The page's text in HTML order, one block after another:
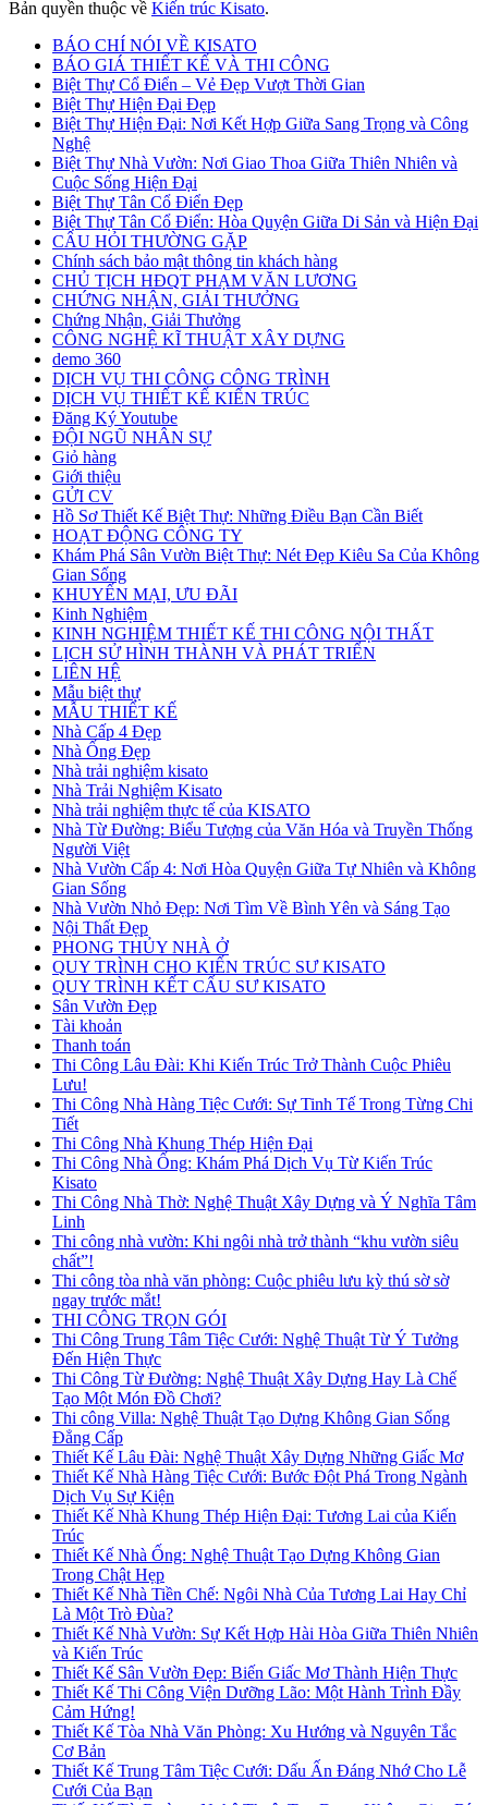
Bản quyền thuộc về Kiến trúc Kisato.
BÁO CHÍ NÓI VỀ KISATO
BÁO GIÁ THIẾT KẾ VÀ THI CÔNG
Biệt Thự Cổ Điển – Vẻ Đẹp Vượt Thời Gian
Biệt Thự Hiện Đại Đẹp
Biệt Thự Hiện Đại: Nơi Kết Hợp Giữa Sang Trọng và Công
Nghệ
Biệt Thự Nhà Vườn: Nơi Giao Thoa Giữa Thiên Nhiên và
Cuộc Sống Hiện Đại
Biệt Thự Tân Cổ Điển Đẹp
Biệt Thự Tân Cổ Điển: Hòa Quyện Giữa Di Sản và Hiện Đại
CÂU HỎI THƯỜNG GẶP
Chính sách bảo mật thông tin khách hàng
CHỦ TỊCH HĐQT PHẠM VĂN LƯƠNG
CHỨNG NHẬN, GIẢI THƯỞNG
Chứng Nhận, Giải Thưởng
CÔNG NGHỆ KĨ THUẬT XÂY DỰNG
demo 360
DỊCH VỤ THI CÔNG CÔNG TRÌNH
DỊCH VỤ THIẾT KẾ KIẾN TRÚC
Đăng Ký Youtube
ĐỘI NGŨ NHÂN SỰ
Giỏ hàng
Giới thiệu
GỬI CV
Hồ Sơ Thiết Kế Biệt Thự: Những Điều Bạn Cần Biết
HOẠT ĐỘNG CÔNG TY
Khám Phá Sân Vườn Biệt Thự: Nét Đẹp Kiêu Sa Của Không
Gian Sống
KHUYẾN MẠI, ƯU ĐÃI
Kinh Nghiệm
KINH NGHIỆM THIẾT KẾ THI CÔNG NỘI THẤT
LỊCH SỬ HÌNH THÀNH VÀ PHÁT TRIỂN
LIÊN HỆ
Mẫu biệt thự
MẪU THIẾT KẾ
Nhà Cấp 4 Đẹp
Nhà Ống Đẹp
Nhà trải nghiệm kisato
Nhà Trải Nghiệm Kisato
Nhà trải nghiệm thực tế của KISATO
Nhà Từ Đường: Biểu Tượng của Văn Hóa và Truyền Thống
Người Việt
Nhà Vườn Cấp 4: Nơi Hòa Quyện Giữa Tự Nhiên và Không
Gian Sống
Nhà Vườn Nhỏ Đẹp: Nơi Tìm Về Bình Yên và Sáng Tạo
Nội Thất Đẹp
PHONG THỦY NHÀ Ở
QUY TRÌNH CHO KIẾN TRÚC SƯ KISATO
QUY TRÌNH KẾT CẤU SƯ KISATO
Sân Vườn Đẹp
Tài khoản
Thanh toán
Thi Công Lâu Đài: Khi Kiến Trúc Trở Thành Cuộc Phiêu
Lưu!
Thi Công Nhà Hàng Tiệc Cưới: Sự Tinh Tế Trong Từng Chi
Tiết
Thi Công Nhà Khung Thép Hiện Đại
Thi Công Nhà Ống: Khám Phá Dịch Vụ Từ Kiến Trúc
Kisato
Thi Công Nhà Thờ: Nghệ Thuật Xây Dựng và Ý Nghĩa Tâm
Linh
Thi công nhà vườn: Khi ngôi nhà trở thành “khu vườn siêu
chất”!
Thi công tòa nhà văn phòng: Cuộc phiêu lưu kỳ thú sờ sờ
ngay trước mắt!
THI CÔNG TRỌN GÓI
Thi Công Trung Tâm Tiệc Cưới: Nghệ Thuật Từ Ý Tưởng
Đến Hiện Thực
Thi Công Từ Đường: Nghệ Thuật Xây Dựng Hay Là Chế
Tạo Một Món Đồ Chơi?
Thi công Villa: Nghệ Thuật Tạo Dựng Không Gian Sống
Đẳng Cấp
Thiết Kế Lâu Đài: Nghệ Thuật Xây Dựng Những Giấc Mơ
Thiết Kế Nhà Hàng Tiệc Cưới: Bước Đột Phá Trong Ngành
Dịch Vụ Sự Kiện
Thiết Kế Nhà Khung Thép Hiện Đại: Tương Lai của Kiến
Trúc
Thiết Kế Nhà Ống: Nghệ Thuật Tạo Dựng Không Gian
Trong Chật Hẹp
Thiết Kế Nhà Tiền Chế: Ngôi Nhà Của Tương Lai Hay Chỉ
Là Một Trò Đùa?
Thiết Kế Nhà Vườn: Sự Kết Hợp Hài Hòa Giữa Thiên Nhiên
và Kiến Trúc
Thiết Kế Sân Vườn Đẹp: Biến Giấc Mơ Thành Hiện Thực
Thiết Kế Thi Công Viện Dưỡng Lão: Một Hành Trình Đầy
Cảm Hứng!
Thiết Kế Tòa Nhà Văn Phòng: Xu Hướng và Nguyên Tắc
Cơ Bản
Thiết Kế Trung Tâm Tiệc Cưới: Dấu Ấn Đáng Nhớ Cho Lễ
Cưới Của Bạn